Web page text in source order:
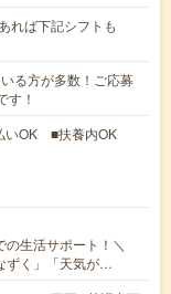
れば下記シフトも
る方が多数！ご応募
す！
いOK ■扶養内OK
生活サポート！＼
ずく」「天気が…